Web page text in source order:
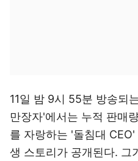
11일 밤 9시 55분 방송되
만장자'에서는 누적 판매
를 자랑하는 '돌침대
생 스토리가 공개된다. 그